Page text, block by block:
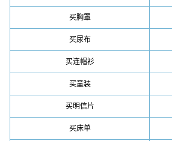
买胸罩
买尿布
买连帽衫
买童装
买明信片
买床单